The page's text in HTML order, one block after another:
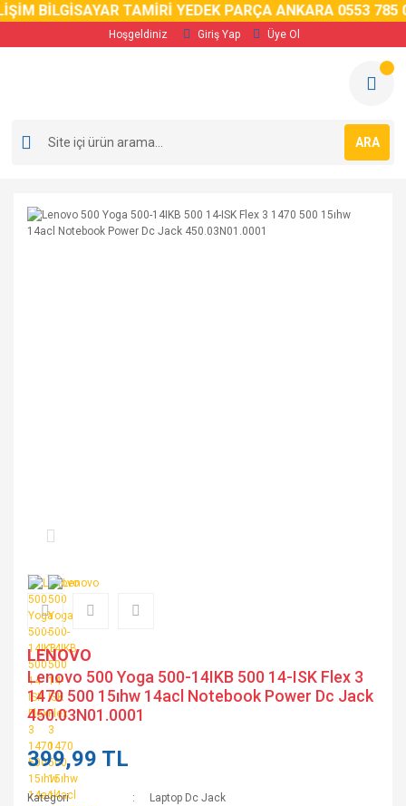
BİLGİSAYAR TAMİRİ YEDEK PARÇA ANKARA 0553 785 02
Hoşgeldiniz Giriş Yap Üye Ol
ARA
LENOVO
Lenovo 500 Yoga 500-14IKB 500 14-ISK Flex 3
1470 500 15ıhw 14acl Notebook Power Dc Jack
450.03N01.0001
399,99 TL
Kategori
Laptop Dc Jack